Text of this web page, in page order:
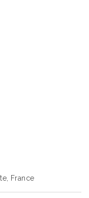
France